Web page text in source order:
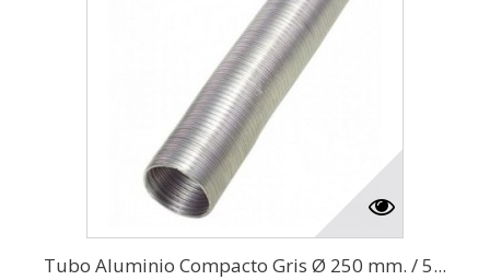
Tubo Aluminio Compacto Gris Ø 250 mm. / 5...